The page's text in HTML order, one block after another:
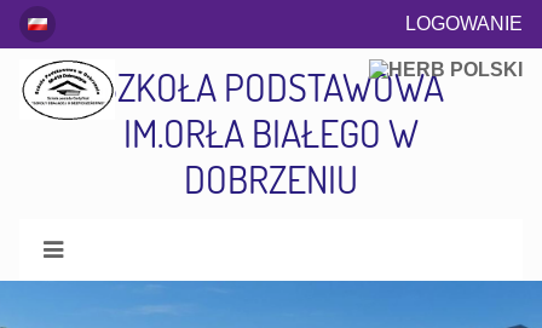
LOGOWANIE
SZKOŁA PODSTAWOWA
IM.ORŁA BIAŁEGO W
DOBRZENIU